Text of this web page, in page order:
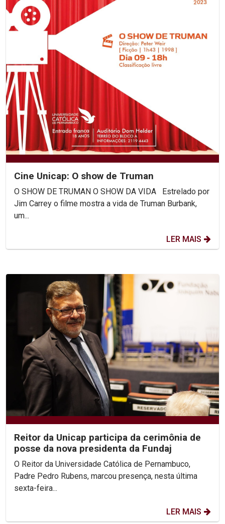
Cine Unicap: O show de Truman
O SHOW DE TRUMAN O SHOW DA VIDA Estrelado por
Jim Carrey o filme mostra a vida de Truman Burbank,
um...
LER MAIS
Reitor da Unicap participa da cerimônia de
posse da nova presidenta da Fundaj
O Reitor da Universidade Católica de Pernambuco,
Padre Pedro Rubens, marcou presença, nesta última
sexta-feira...
LER MAIS